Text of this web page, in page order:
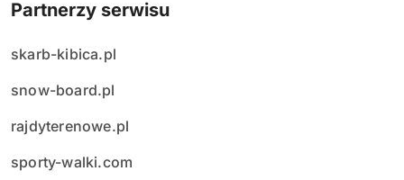
Partnerzy serwisu
skarb-kibica.pl
snow-board.pl
rajdyterenowe.pl
sporty-walki.com